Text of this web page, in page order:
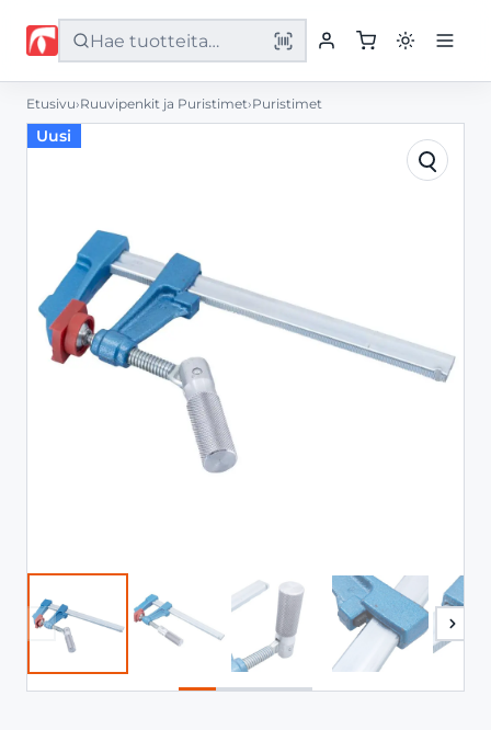
Etusivu
Palvelut
Yritys
Yhteystiedot
Etusivu›Ruuvipenkit ja Puristimet›Puristimet
Uusi